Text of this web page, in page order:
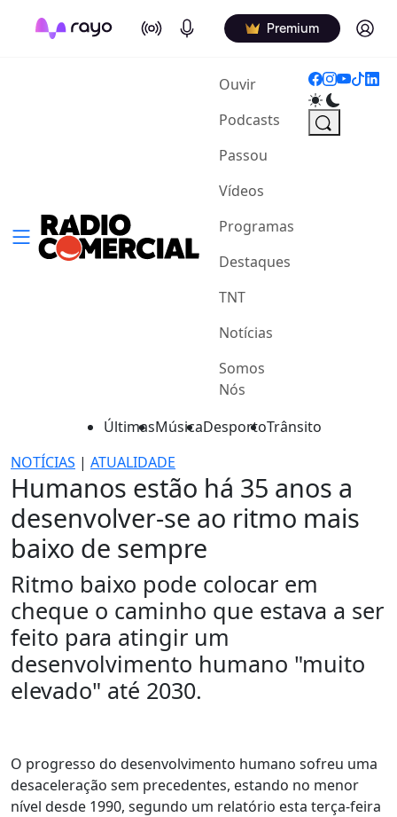
On Air Podcasts Premium Log in
Ouvir(current)
Podcasts
Passou
Vídeos
Programas
Destaques
TNT
Notícias
Somos
Nós
ÚltimasMúsicaDesportoTrânsito
NOTÍCIAS | ATUALIDADE
Humanos estão há 35 anos a
desenvolver-se ao ritmo mais
baixo de sempre
Ritmo baixo pode colocar em
cheque o caminho que estava a ser
feito para atingir um
desenvolvimento humano "muito
elevado" até 2030.
O progresso do desenvolvimento humano sofreu uma
desaceleração sem precedentes, estando no menor
nível desde 1990, segundo um relatório esta terça-feira